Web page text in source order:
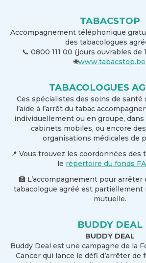
TABACSTOP
Accompagnement téléphonique
des tabacologues
📞 0800 111 00 (jours ouvrables de
🌐www.tabacstop.be
TABACOLOGUES
Ces spécialistes des soins de santé
l’aide à l’arrêt du tabac
individuellement ou en groupe, dans
cabinets mobiles, ou encore
organisations médicales de
📍 Vous trouvez les coordonnées des
le répertoire du fonds
🏥 L’accompagnement pour arrêter
tabacologue agréé est partiellement
mutuelle.
BUDDY DEAL
BUDDY DEAL
Buddy Deal est une campagne de la
Cancer qui lance le défi d’arrêter de